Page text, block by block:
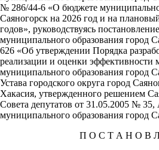
№ 286/44-6 «О бюджете
Саяногорск на 2026 год и на
годов», руководствуясь
муниципального образования город
626 «Об утверждении Порядка
реализации и оценки
муниципального образования город
Устава городского округа город
Хакасия, утвержденного решением
Совета депутатов от 31.05.2005 №
муниципального образования город
П О С Т А Н О В